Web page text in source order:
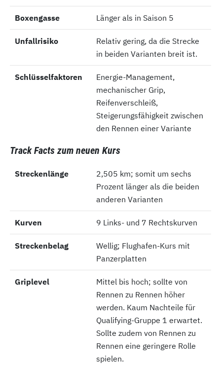
Boxengasse Länger als in Saison 5
Unfallrisiko
Relativ gering, da die Strecke
in beiden Varianten breit ist.
Schlüsselfaktoren
Energie-Management,
mechanischer Grip,
Reifenverschleiß,
Steigerungsfähigkeit zwischen
den Rennen einer Variante
Boxengasse
Unfallrisiko
Schlüsselfaktoren
Track Facts zum neuen Kurs
Streckenlänge
2,505 km; somit um sechs
Prozent länger als die beiden
anderen Varianten
Kurven 9 Links- und 7 Rechtskurven
Streckenbelag
Wellig; Flughafen-Kurs mit
Panzerplatten
Griplevel
Mittel bis hoch; sollte von
Rennen zu Rennen höher
werden. Kaum Nachteile für
Qualifying-Gruppe 1 erwartet.
Sollte zudem von Rennen zu
Rennen eine geringere Rolle
spielen.
Streckenlänge
Kurven
Streckenbelag
Griplevel